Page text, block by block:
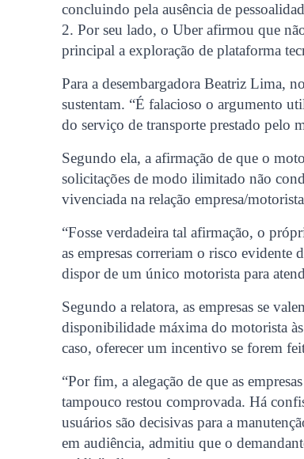
concluindo pela ausência de
2. Por seu lado, o Uber afirmou que
principal a exploração de plataforma
Para a desembargadora Beatriz Lima,
sustentam. “É falacioso o argumento
do serviço de transporte prestado pelo
Segundo ela, a afirmação de que o
solicitações de modo ilimitado não
vivenciada na relação empresa/
“Fosse verdadeira tal afirmação, o
as empresas correriam o risco evidente
dispor de um único motorista para
Segundo a relatora, as empresas se
disponibilidade máxima do motorista
caso, oferecer um incentivo se forem
“Por fim, a alegação de que as
tampouco restou comprovada. Há
usuários são decisivas para a
em audiência, admitiu que o